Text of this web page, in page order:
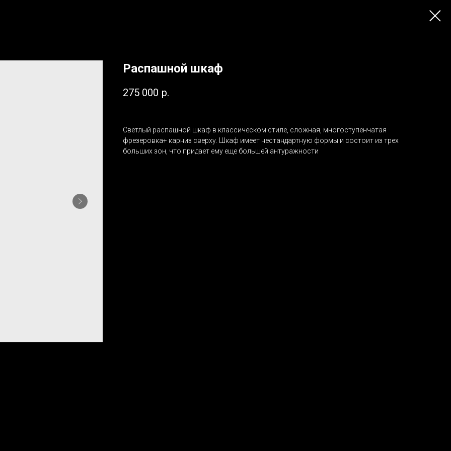
Распашной шкаф
275 000 р.
Светлый распашной шкаф в классическом стиле, сложная, многоступенчатая
фрезеровка+ карниз сверху. Шкаф имеет нестандартную формы и состоит из трех
больших зон, что придает ему еще большей антуражности